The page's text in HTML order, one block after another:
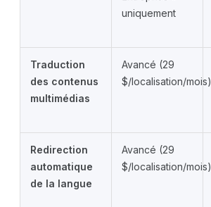
uniquement
Traduction
des contenus
multimédias
Avancé (29
$/localisation/mois)
Redirection
automatique
de la langue
Avancé (29
$/localisation/mois)